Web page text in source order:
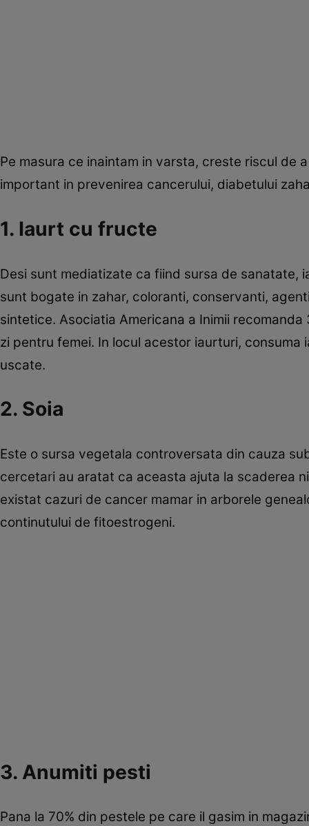
Pe masura ce inaintam in varsta, creste riscul de
important in prevenirea cancerului, diabetului
1. Iaurt cu fructe
Desi sunt mediatizate ca fiind sursa de
sunt bogate in zahar, coloranti, conservanti,
sintetice. Asociatia Americana a Inimii
zi pentru femei. In locul acestor iaurturi,
uscate.
2. Soia
Este o sursa vegetala controversata din cauza
cercetari au aratat ca aceasta ajuta la scaderea
existat cazuri de cancer mamar in arborele
continutului de fitoestrogeni.
3. Anumiti pesti
Pana la 70% din pestele pe care il gasim in